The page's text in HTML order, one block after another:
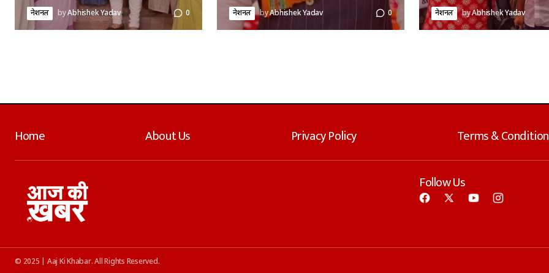
नेशनल byAbhishek Yadav 0 नेशनल byAbhishek Yadav 0 नेशनल byAbhishek Yadav
Home About Us Privacy Policy Terms &
Follow Us
© 2025 | Aaj Ki Khabar. All Rights Reserved.